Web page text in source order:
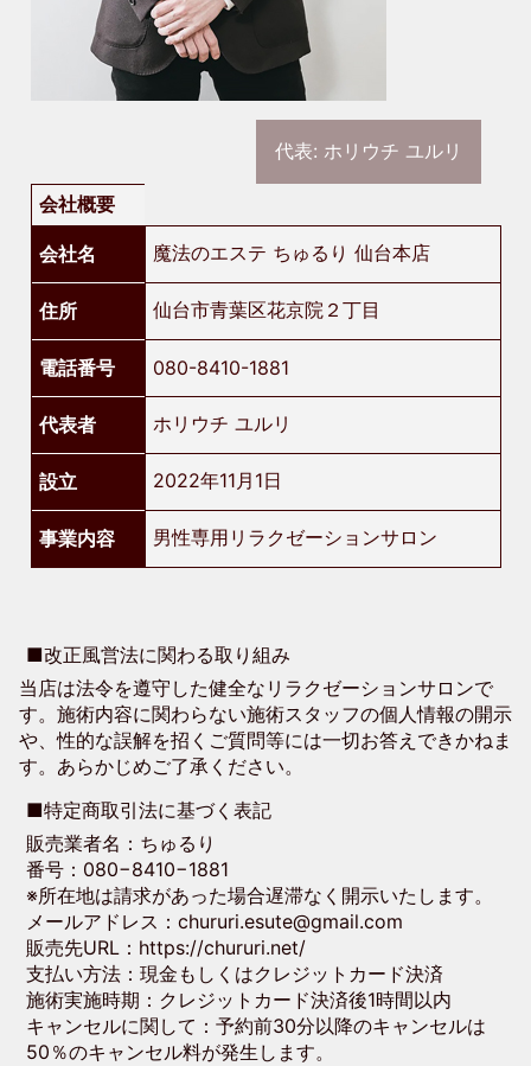
代表: ホリウチ ユルリ
会社概要
会社名 魔法のエステ ちゅるり 仙台本店
住所 仙台市青葉区花京院２丁目
電話番号 080-8410-1881
代表者 ホリウチ ユルリ
設立 2022年11月1日
事業内容 男性専用リラクゼーションサロン
■改正風営法に関わる取り組み
当店は法令を遵守した健全なリラクゼーションサロンで
す。施術内容に関わらない施術スタッフの個人情報の開示
や、性的な誤解を招くご質問等には一切お答えできかねま
す。あらかじめご了承ください。
■特定商取引法に基づく表記
販売業者名：ちゅるり
番号：080−8410−1881
※所在地は請求があった場合遅滞なく開示いたします。
メールアドレス：chururi.esute@gmail.com
販売先URL：https://chururi.net/
支払い方法：現金もしくはクレジットカード決済
施術実施時期：クレジットカード決済後1時間以内
キャンセルに関して：予約前30分以降のキャンセルは
50％のキャンセル料が発生します。